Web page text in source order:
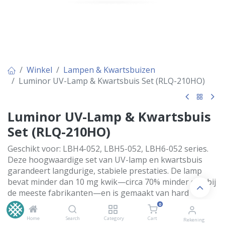
Home Search Category
0
Cart Rekening
Winkel
Lampen & Kwartsbuizen
Luminor UV-Lamp & Kwartsbuis Set (RLQ-210HO)
Luminor UV-Lamp & Kwartsbuis
Set (RLQ-210HO)
Geschikt voor: LBH4-052, LBH5-052, LBH6-052 series.
Deze hoogwaardige set van UV-lamp en kwartsbuis
garandeert langdurige, stabiele prestaties. De lamp
bevat minder dan 10 mg kwik—circa 70% minder dan bij
de meeste fabrikanten—en is gemaakt van hard
kwartsglas met gepatenteerde technologie. De
kwartsbuis, vervaardigd uit pure GE214-kwarts (of